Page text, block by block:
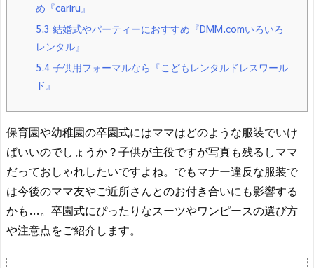
め『cariru』
5.3 結婚式やパーティーにおすすめ『DMM.comいろいろ
レンタル』
5.4 子供用フォーマルなら『こどもレンタルドレスワール
ド』
保育園や幼稚園の卒園式にはママはどのような服装でいけ
ばいいのでしょうか？子供が主役ですが写真も残るしママ
だっておしゃれしたいですよね。でもマナー違反な服装で
は今後のママ友やご近所さんとのお付き合いにも影響する
かも…。卒園式にぴったりなスーツやワンピースの選び方
や注意点をご紹介します。